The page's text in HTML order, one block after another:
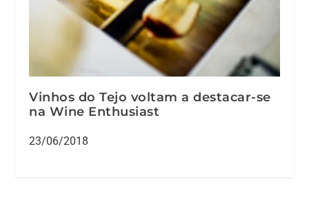
Vinhos do Tejo voltam a destacar-se
na Wine Enthusiast
23/06/2018